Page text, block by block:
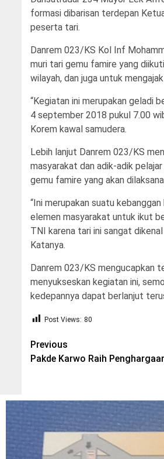
formasi dibarisan terdepan
peserta tari.
Danrem 023/KS Kol Inf
muri tari gemu famire yang
wilayah, dan juga untuk
“Kegiatan ini merupakan geladi
4 september 2018 pukul 7.00
Korem kawal samudera.
Lebih lanjut Danrem 023/KS
masyarakat dan adik-adik
gemu famire yang akan
“Ini merupakan suatu
elemen masyarakat untuk ikut
TNI karena tari ini sangat
Katanya.
Danrem 023/KS mengucapkan
menyukseskan kegiatan ini,
kedepannya dapat berlanjut
Post Views: 80
Post
navigation
Previous
Pakde Karwo Raih